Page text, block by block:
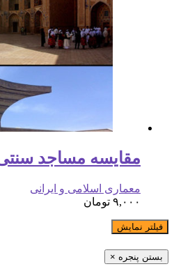
مقایسه مساجد
معماری اسلامی و ایرانی
۹,۰۰۰ تومان
فیلتر نمایش
بستن پنجره ×